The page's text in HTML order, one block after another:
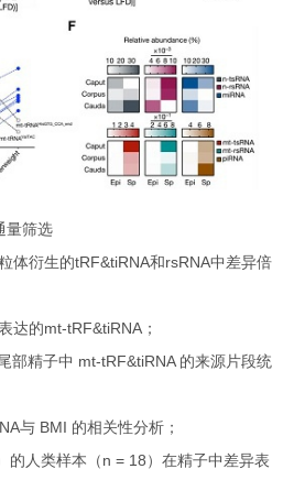
量筛选
体衍生的tRF&tiRNA和rsRNA中差异倍
达的mt-tRF&tiRNA；
部精子中 mt-tRF&tiRNA 的来源片段统
与 BMI 的相关性分析；
的人类样本（n = 18）在精子中差异表